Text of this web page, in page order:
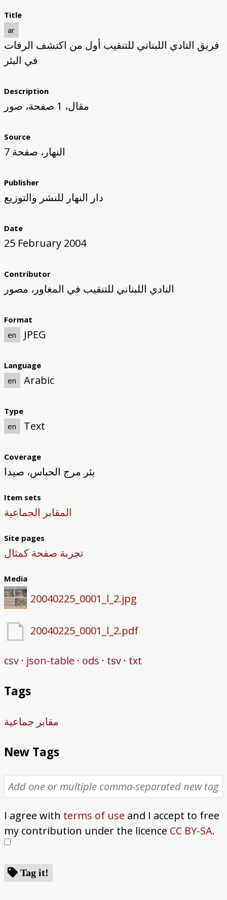
Title
ar
فريق النادي اللبناني للتنقيب أول من اكتشف الرفات
في البئر
Description
مقال، 1 صفحة، صور
Source
النهار، صفحة 7
Publisher
دار النهار للنشر والتوزيع
Date
25 February 2004
Contributor
النادي اللبناني للتنقيب في المغاور، مصور
Format
en
JPEG
Language
en
Arabic
Type
en
Text
Coverage
بئر مرج الحباس، صيدا
Item sets
المقابر الجماعية
Site pages
تجربة صفحة كمثال
Media
20040225_0001_l_2.jpg
20040225_0001_l_2.pdf
csv json-table ods tsv txt
Tags
مقابر جماعية
New Tags
I agree with terms of use and I accept to free
my contribution under the licence CC BY-SA.
Tag it!